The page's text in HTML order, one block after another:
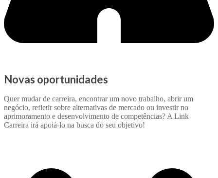
Novas oportunidades
Quer mudar de carreira, encontrar um novo trabalho, abrir um
negócio, refletir sobre alternativas de mercado ou investir no
aprimoramento e desenvolvimento de competências? A Link
Carreira irá apoiá-lo na busca do seu objetivo!